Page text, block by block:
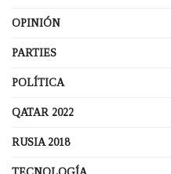
OPINIÓN
PARTIES
POLÍTICA
QATAR 2022
RUSIA 2018